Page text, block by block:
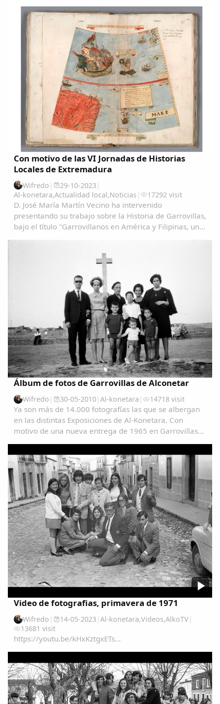
Con motivo de las VI Jornadas de Historias
Locales de Extremadura
Wifredo | 29-10-2023|
Al-konetara,Actualidad local,Noticias | 17292 visit
D. José María Martín Vecino ha intervenido
presentando su trabajo sobre la Historia de Garrovillas,
bajo el título "Garrovillanos en América y Filipinas, una
Álbum de fotos de Garrovillas de Alconetar
Wifredo | 30-05-2010| Al-konetara | 14718 visit
Ya son más de 14.000 fotografías las que se albergan
en las distintas Exposiciones de Al-Konetara. Con
motivo de una nueva entrega de 1965 en Garrovillas
de Alconetar entre 1960 y 1978, quiero hacer memoria
del origen y disposición de las distintas...
Video de fotografias, primavera de 1971
Wifredo | 14-05-2023| Al-konetara,Videos,AlkoTV|
13681 visit
https://youtu.be/kHxKztgxETs...